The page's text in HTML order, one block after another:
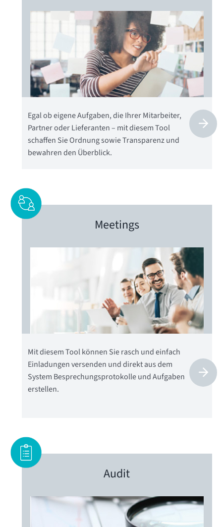
Egal ob eigene Aufgaben, die Ihrer Mitarbeiter,
Partner oder Lieferanten – mit diesem Tool
schaffen Sie Ordnung sowie Transparenz und
bewahren den Überblick.
Meetings
Mit diesem Tool können Sie rasch und einfach
Einladungen versenden und direkt aus dem
System Besprechungsprotokolle und Aufgaben
erstellen.
Audit